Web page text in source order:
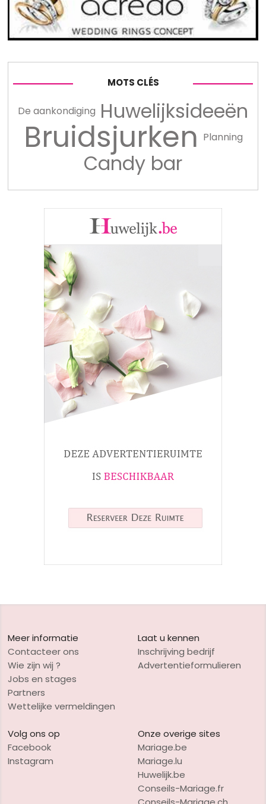
MOTS CLÉS
De aankondiging Huwelijksideeën
Bruidsjurken Planning
Candy bar
Meer informatie
Contacteer ons
Wie zijn wij ?
Jobs en stages
Partners
Wettelijke vermeldingen
Laat u kennen
Inschrijving bedrijf
Advertentieformulieren
Volg ons op
Facebook
Instagram
Onze overige sites
Mariage.be
Mariage.lu
Huwelijk.be
Conseils-Mariage.fr